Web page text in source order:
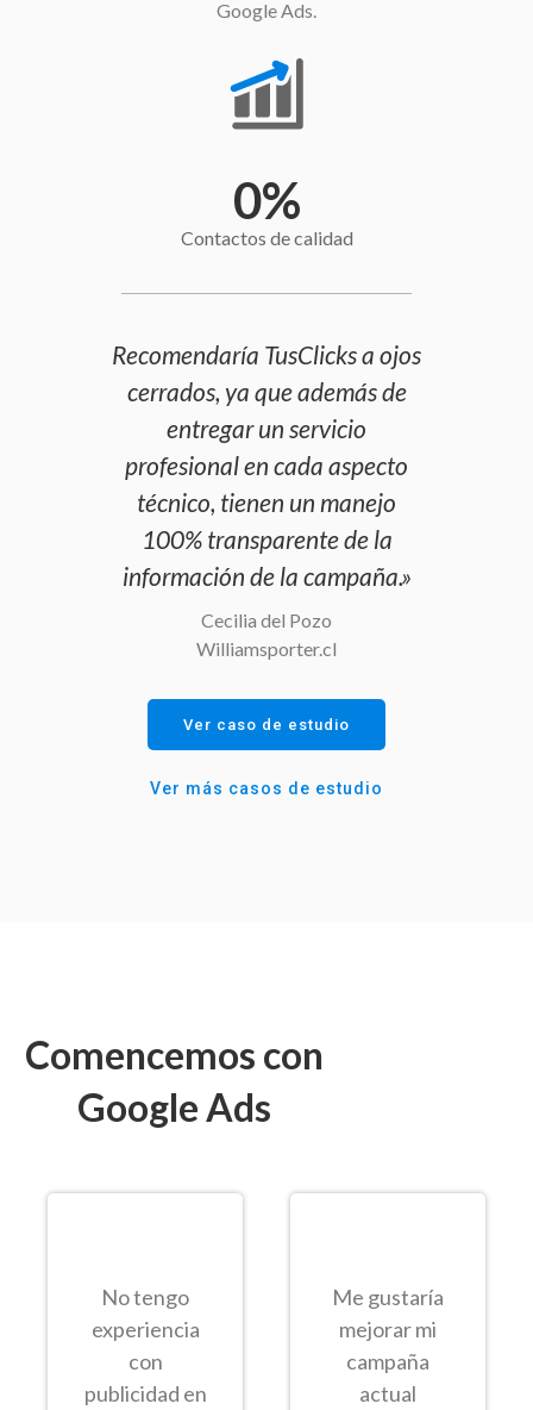
Google Ads.
Contactos de calidad
0%
Recomendaría TusClicks a ojos
cerrados, ya que además de
entregar un servicio
profesional en cada aspecto
técnico, tienen un manejo
100% transparente de la
información de la campaña.»
Cecilia del Pozo
Williamsporter.cl
Ver caso de estudio
Ver más casos de estudio
Comencemos con
Google Ads
No tengo
experiencia
con
publicidad en
Me gustaría
mejorar mi
campaña
actual